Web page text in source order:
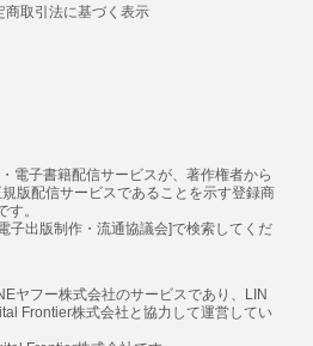
商取引法に基づく表示
電子書籍配信サービスが、著作権者から
版配信サービスであることを示す登録商
。
子出版制作・流通協議会]で検索してくだ
ヤフー株式会社のサービスであり、LIN
Frontier株式会社と協力して運営してい